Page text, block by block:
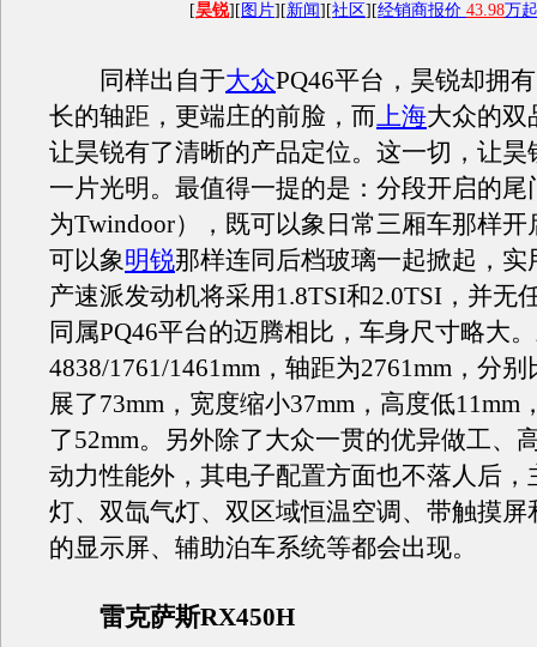
[昊锐][ 图片][新闻][社区][经销商报价 43.98万起
同样出自于大众PQ46平台，昊锐却拥
长的轴距，更端庄的前脸，而上海大众的双
让昊锐有了清晰的产品定位。这一切，让昊
一片光明。最值得一提的是：分段开启的尾
为Twindoor），既可以象日常三厢车那样开
可以象明锐那样连同后档玻璃一起掀起，实
产速派发动机将采用1.8TSI和2.0TSI，并无
同属PQ46平台的迈腾相比，车身尺寸略大
4838/1761/1461mm，轴距为2761mm，分
展了73mm，宽度缩小37mm，高度低11mm
了52mm。另外除了大众一贯的优异做工、
动力性能外，其电子配置方面也不落人后，
灯、双氙气灯、双区域恒温空调、带触摸屏
的显示屏、辅助泊车系统等都会出现。
雷克萨斯RX450H